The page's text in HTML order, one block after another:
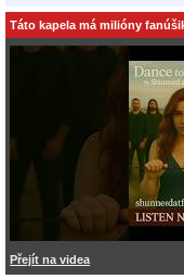
Táto kapela má milióny
Přejít na videa